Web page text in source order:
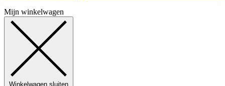
Mijn winkelwagen
Winkelwagen sluiten